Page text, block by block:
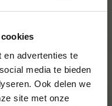
en advertenties te
media te bieden
Ook delen we
site met onze
prijs
in de buurt